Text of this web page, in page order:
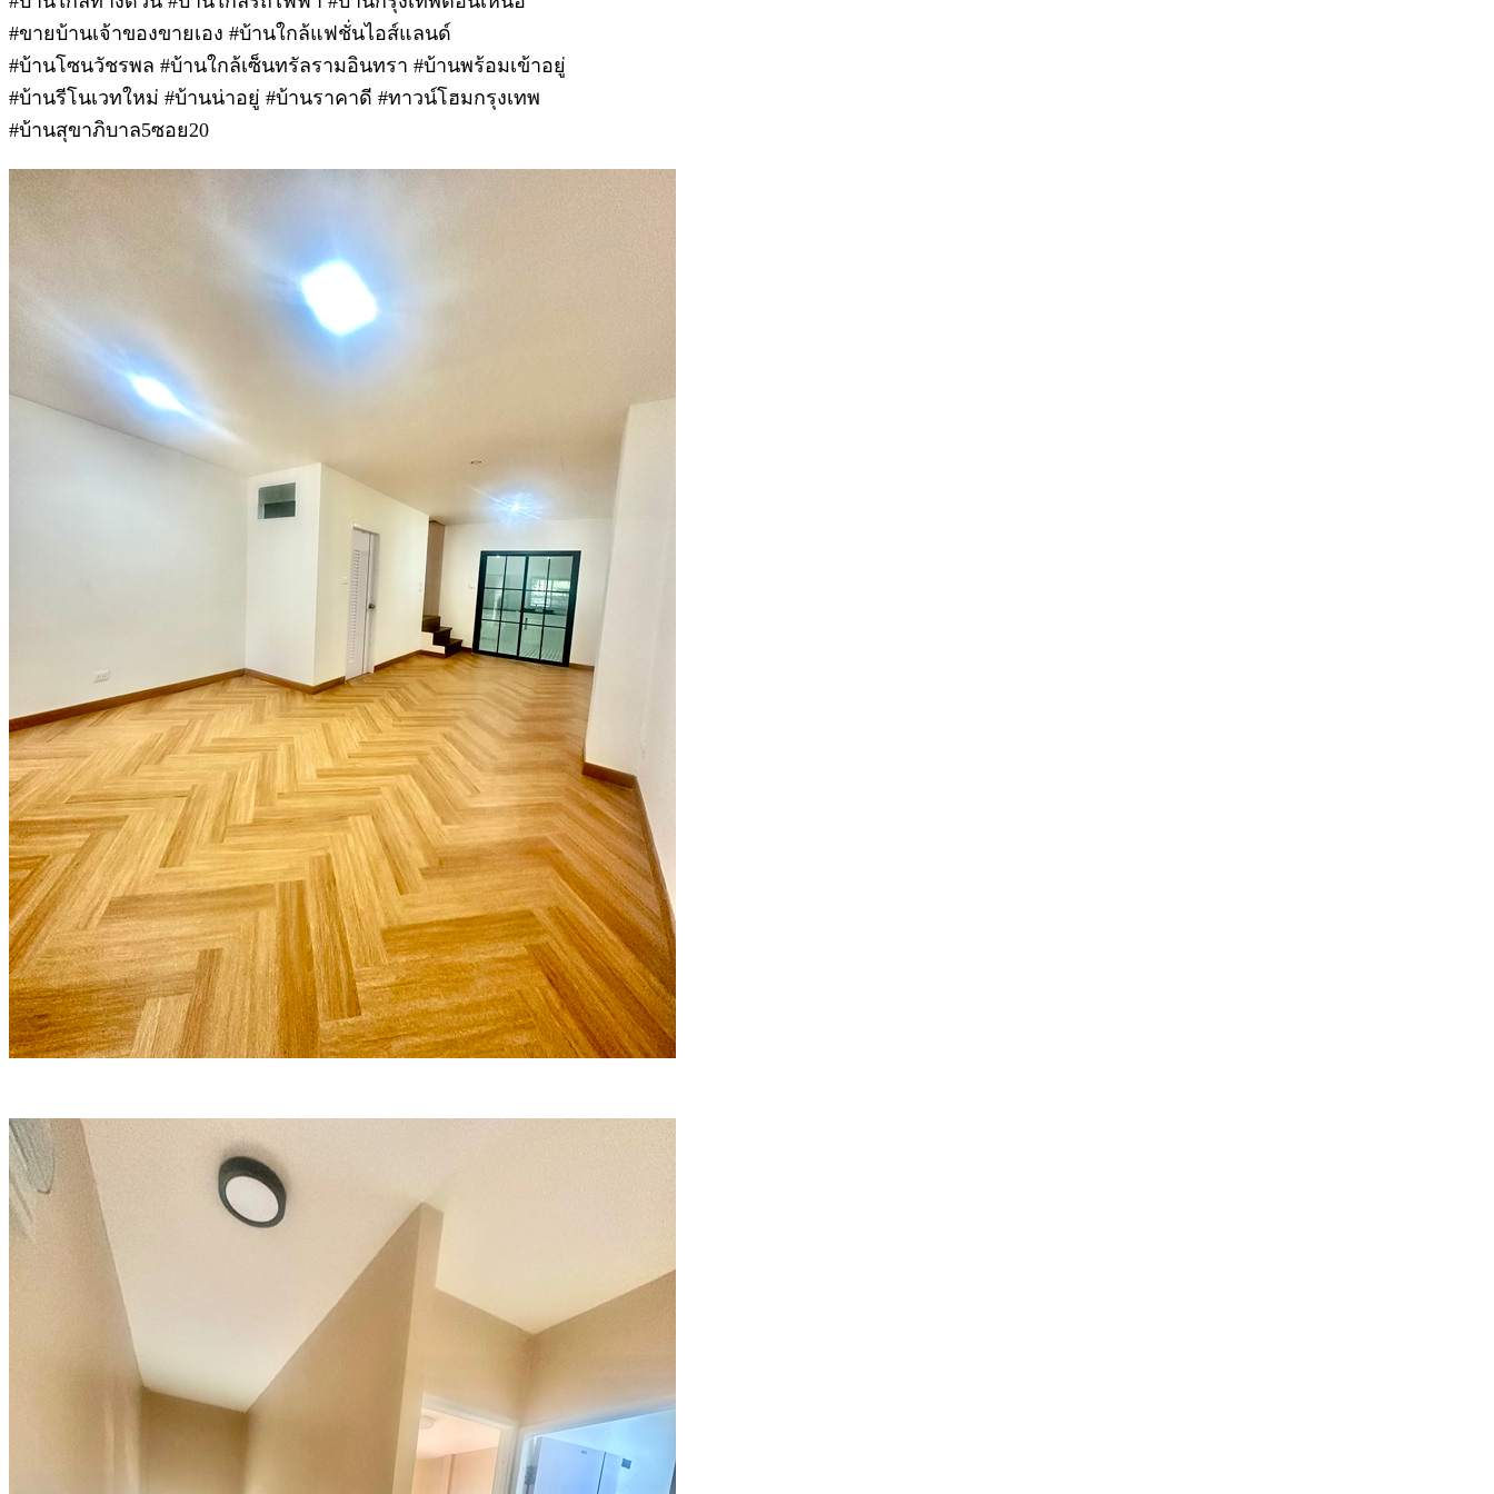
#ขายบ้านเจ้าของขายเอง #บ้านใกล้แฟชั่นไอส์แลนด์
#บ้านโซนวัชรพล #บ้านใกล้เซ็นทรัลรามอินทรา #บ้านพร้อมเข้าอยู่
#บ้านรีโนเวทใหม่ #บ้านน่าอยู่ #บ้านราคาดี #ทาวน์โฮมกรุงเทพ
#บ้านสุขาภิบาล5ซอย20